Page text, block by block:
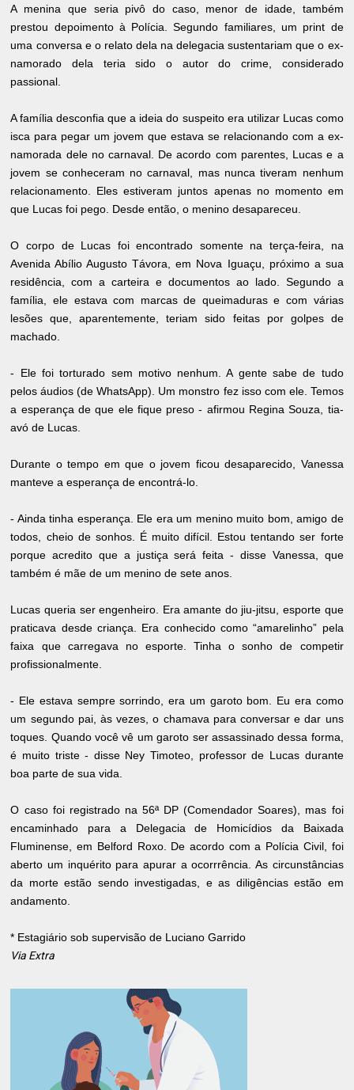
A menina que seria pivô do caso, menor de idade, também
prestou depoimento à Polícia. Segundo familiares, um print de
uma conversa e o relato dela na delegacia sustentariam que o ex-
namorado dela teria sido o autor do crime, considerado
passional.
A família desconfia que a ideia do suspeito era utilizar Lucas como
isca para pegar um jovem que estava se relacionando com a ex-
namorada dele no carnaval. De acordo com parentes, Lucas e a
jovem se conheceram no carnaval, mas nunca tiveram nenhum
relacionamento. Eles estiveram juntos apenas no momento em
que Lucas foi pego. Desde então, o menino desapareceu.
O corpo de Lucas foi encontrado somente na terça-feira, na
Avenida Abílio Augusto Távora, em Nova Iguaçu, próximo a sua
residência, com a carteira e documentos ao lado. Segundo a
família, ele estava com marcas de queimaduras e com várias
lesões que, aparentemente, teriam sido feitas por golpes de
machado.
- Ele foi torturado sem motivo nenhum. A gente sabe de tudo
pelos áudios (de WhatsApp). Um monstro fez isso com ele. Temos
a esperança de que ele fique preso - afirmou Regina Souza, tia-
avó de Lucas.
Durante o tempo em que o jovem ficou desaparecido, Vanessa
manteve a esperança de encontrá-lo.
- Ainda tinha esperança. Ele era um menino muito bom, amigo de
todos, cheio de sonhos. É muito difícil. Estou tentando ser forte
porque acredito que a justiça será feita - disse Vanessa, que
também é mãe de um menino de sete anos.
Lucas queria ser engenheiro. Era amante do jiu-jitsu, esporte que
praticava desde criança. Era conhecido como “amarelinho” pela
faixa que carregava no esporte. Tinha o sonho de competir
profissionalmente.
- Ele estava sempre sorrindo, era um garoto bom. Eu era como
um segundo pai, às vezes, o chamava para conversar e dar uns
toques. Quando você vê um garoto ser assassinado dessa forma,
é muito triste - disse Ney Timoteo, professor de Lucas durante
boa parte de sua vida.
O caso foi registrado na 56ª DP (Comendador Soares), mas foi
encaminhado para a Delegacia de Homicídios da Baixada
Fluminense, em Belford Roxo. De acordo com a Polícia Civil, foi
aberto um inquérito para apurar a ocorrrência. As circunstâncias
da morte estão sendo investigadas, e as diligências estão em
andamento.
* Estagiário sob supervisão de Luciano Garrido
Via Extra